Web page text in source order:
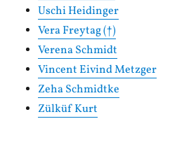
Uschi Heidinger
Vera Freytag (†)
Verena Schmidt
Vincent Eivind Metzger
Zeha Schmidtke
Zülküf Kurt